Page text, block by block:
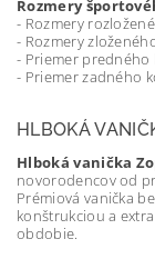
Rozmery
- Rozmery
- Rozmery
- Priemer predného
- Priemer zadného
HLBOKÁ
Hlboká vanička
novorodencov od
Prémiová vanička
konštrukciou a
obdobie.